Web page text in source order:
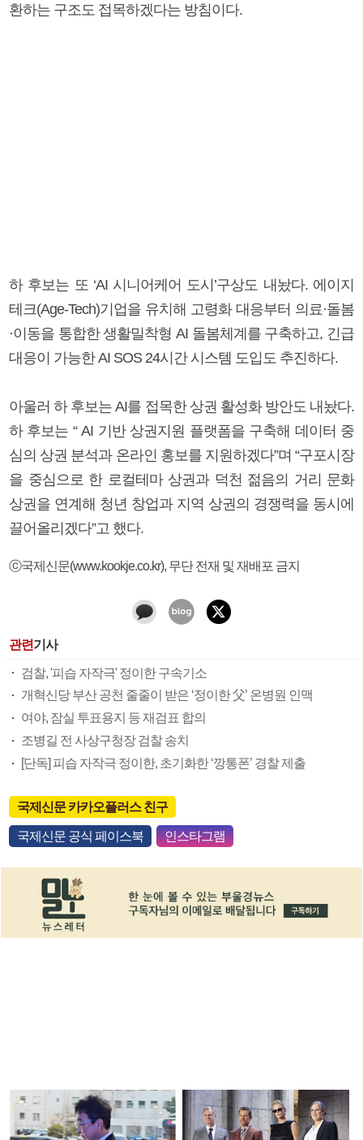
환하는 구조도 접목하겠다는 방침이다.
하 후보는 또 ‘AI 시니어케어 도시’구상도 내놨다. 에이지
테크(Age-Tech)기업을 유치해 고령화 대응부터 의료·돌봄
·이동을 통합한 생활밀착형 AI 돌봄체계를 구축하고, 긴급
대응이 가능한 AI SOS 24시간 시스템 도입도 추진하다.
아울러 하 후보는 AI를 접목한 상권 활성화 방안도 내놨다.
하 후보는 “ AI 기반 상권지원 플랫폼을 구축해 데이터 중
심의 상권 분석과 온라인 홍보를 지원하겠다”며 “구포시장
을 중심으로 한 로컬테마 상권과 덕천 젊음의 거리 문화
상권을 연계해 청년 창업과 지역 상권의 경쟁력을 동시에
끌어올리겠다”고 했다.
ⓒ국제신문(www.kookje.co.kr), 무단 전재 및 재배포 금지
관련기사
검찰, '피습 자작극' 정이한 구속기소
개혁신당 부산 공천 줄줄이 받은 ‘정이한 父’ 온병원 인맥
여야, 잠실 투표용지 등 재검표 합의
조병길 전 사상구청장 검찰 송치
[단독] 피습 자작극 정이한, 초기화한 ‘깡통폰’ 경찰 제출
국제신문 카카오플러스 친구
국제신문 공식 페이스북 인스타그램